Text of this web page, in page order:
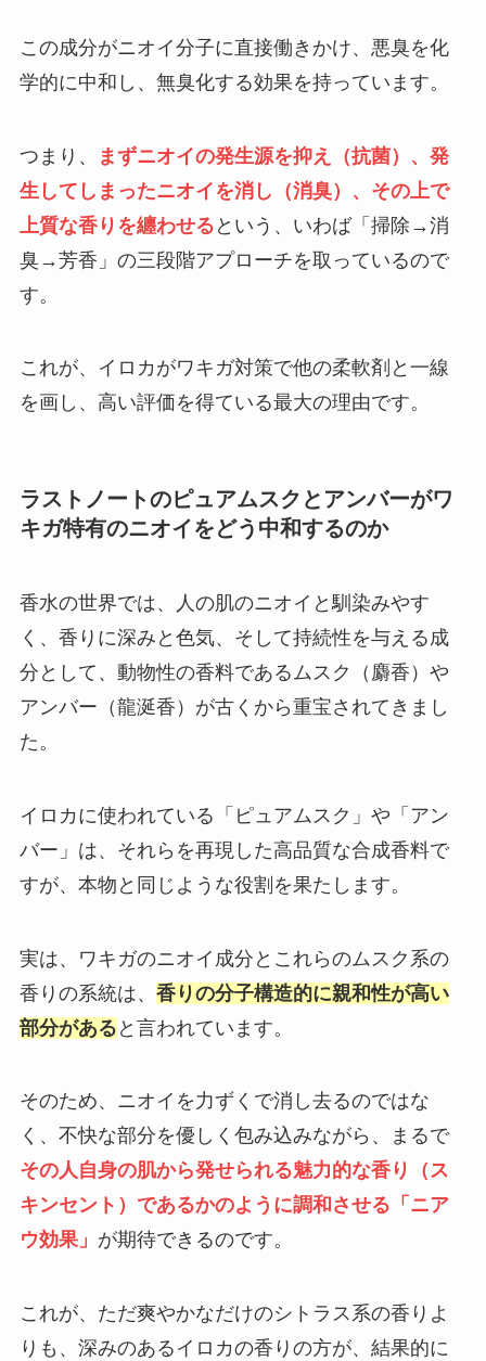
この成分がニオイ分子に直接働きかけ、悪臭を化
学的に中和し、無臭化する効果を持っています。
つまり、
まずニオイの発生源を抑え（抗菌）、発
生してしまったニオイを消し（消臭）、その上で
上質な香りを纏わせる という、いわば「掃除→消
臭→芳香」の三段階アプローチを取っているので
す。
これが、イロカがワキガ対策で他の柔軟剤と一線
を画し、高い評価を得ている最大の理由です。
ラストノートのピュアムスクとアンバーがワ
キガ特有のニオイをどう中和するのか
香水の世界では、人の肌のニオイと馴染みやす
く、香りに深みと色気、そして持続性を与える成
分として、動物性の香料であるムスク（麝香）や
アンバー（龍涎香）が古くから重宝されてきまし
た。
イロカに使われている「ピュアムスク」や「アン
バー」は、それらを再現した高品質な合成香料で
すが、本物と同じような役割を果たします。
実は、ワキガのニオイ成分とこれらのムスク系の
香りの系統は、 香りの分子構造的に親和性が高い
部分がある と言われています。
そのため、ニオイを力ずくで消し去るのではな
く、不快な部分を優しく包み込みながら、まるで
その人自身の肌から発せられる魅力的な香り（ス
キンセント）であるかのように調和させる「ニア
ウ効果」 が期待できるのです。
これが、ただ爽やかなだけのシトラス系の香りよ
りも、深みのあるイロカの香りの方が、結果的に